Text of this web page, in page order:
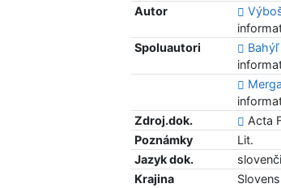
Autor
Spoluautori
Zdroj.dok.
Acta
Poznámky
Lit.
Jazyk dok.
Krajina